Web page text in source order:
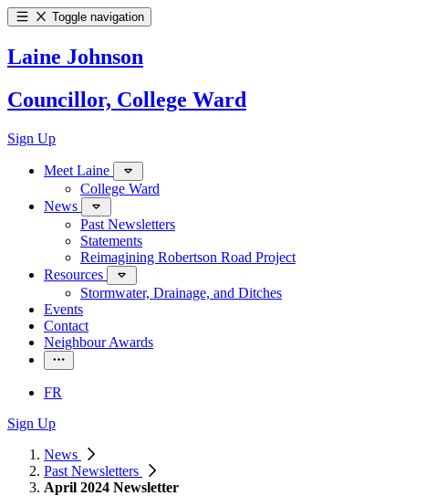
Toggle navigation
Laine Johnson
Councillor, College Ward
Sign Up
Meet Laine
College Ward
News
Past Newsletters
Statements
Reimagining Robertson Road Project
Resources
Stormwater, Drainage, and Ditches
Events
Contact
Neighbour Awards
FR
Sign Up
News
Past Newsletters
April 2024 Newsletter